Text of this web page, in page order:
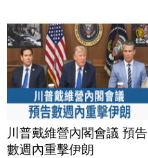
川普戴維營內閣會議 預告
數週內重擊伊朗